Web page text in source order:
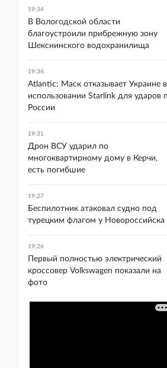
19:34
В Вологодской области
благоустроили прибрежную зону
Шекснинского водохранилища
19:34
Atlantic: Маск отказывает Украине в
использовании Starlink для ударов
России
19:31
Дрон ВСУ ударил по
многоквартирному дому в Керчи,
есть погибшие
19:27
Беспилотник атаковал судно под
турецким флагом у Новороссийска
19:26
Первый полностью электрический
кроссовер Volkswagen показали на
фото